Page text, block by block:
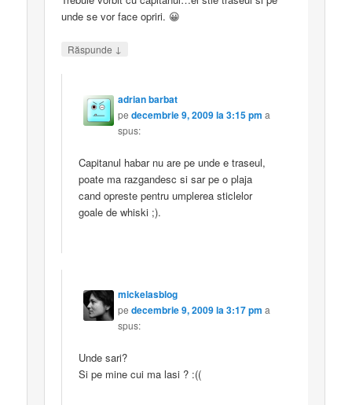
unde se vor face opriri. 😀
Răspunde ↓
adrian barbat
pedecembrie 9, 2009 la 3:15 pm a
spus:
Capitanul habar nu are pe unde e traseul,
poate ma razgandesc si sar pe o plaja
cand opreste pentru umplerea sticlelor
goale de whiski ;).
mickelasblog
pedecembrie 9, 2009 la 3:17 pm a
spus:
Unde sari?
Si pe mine cui ma lasi ? :((